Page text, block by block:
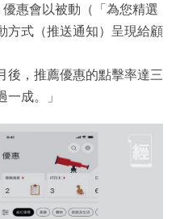
惠會以被動（「為您精選
方式（推送通知）呈現給顧
後，推薦優惠的點擊率達三
成。」